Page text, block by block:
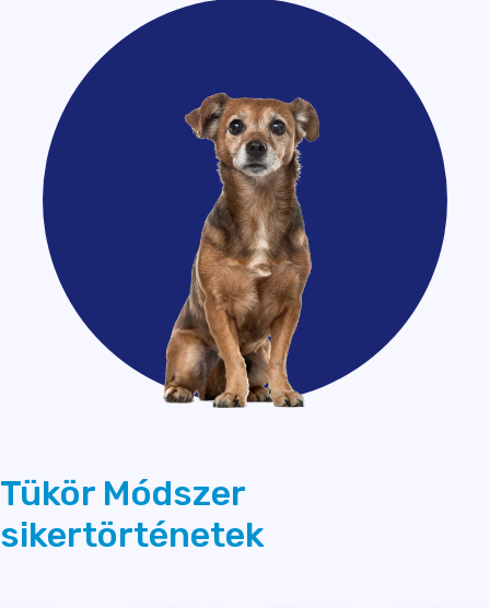
Tükör Módszer
sikertörténetek